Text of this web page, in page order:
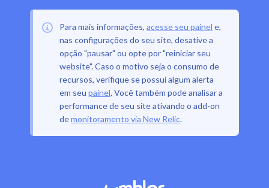
Para mais informações, acesse seu painel e,
nas configurações do seu site, desative a
opção "pausar" ou opte por "reiniciar seu
website". Caso o motivo seja o consumo de
recursos, verifique se possui algum alerta
em seu painel. Você também pode analisar a
performance de seu site ativando o add-on
demonitoramento via New Relic.